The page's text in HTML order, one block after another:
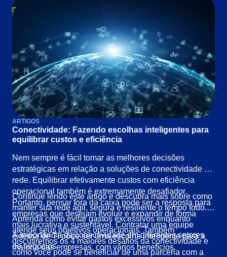
ARTIGOS
Conectividade: Fazendo escolhas inteligentes para
equilibrar custos e eficiência
Nem sempre é fácil tomar as melhores decisões
estratégicas em relação a soluções de conectividade e
rede. Equilibrar efetivamente custos com eficiência
operacional também é extremamente desafiador.
Portanto, pensar fora da caixa pode ser a resposta para
empresas que desejam evoluir e expandir de forma
mais lucrativa e sustentável. Contratar uma equipe
externa de TI pode ser uma escolha inteligente para a
maioria das empresas, com vários benefícios.
Continue lendo este artigo e descubra mais sobre como
manter sua rede ágil, segura e resiliente o tempo todo.
Aprenda como evitar gastos excessivos enquanto
atende seus objetivos operacionais. Também
discutiremos os 4 maiores desafios da conectividade e
como você pode se beneficiar de uma parceria com a
A importância da conectividade em diferentes setores
de negócios